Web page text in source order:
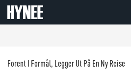
Forent I Formål, Legger Ut På En Ny Reise